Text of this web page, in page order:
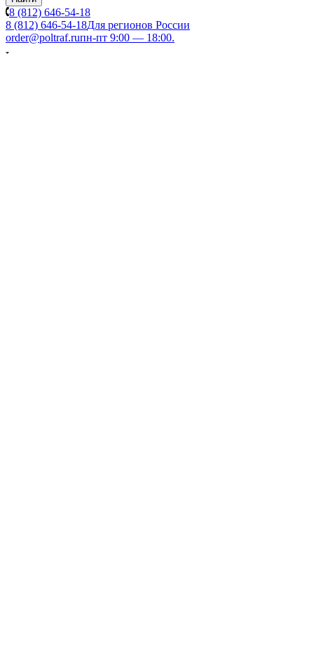
8 (812) 646-54-18
8 (812) 646-54-18Для регионов России
order@poltraf.ruпн-пт 9:00 — 18:00.